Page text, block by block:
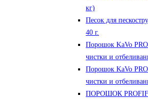
кг)
Песок для
40 г.
Порошок KaVo
чистки и
Порошок KaVo
чистки и
ПОРОШОК